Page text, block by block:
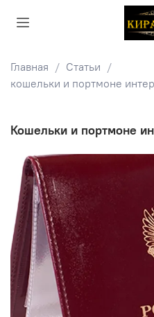
Главная
Статьи
кошельки и портмоне
кошельки и портмоне